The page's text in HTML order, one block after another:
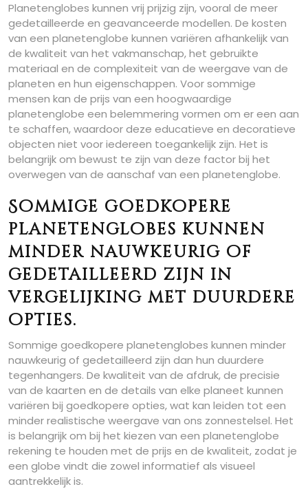
Planetenglobes kunnen vrij prijzig zijn, vooral de meer
gedetailleerde en geavanceerde modellen. De kosten
van een planetenglobe kunnen variëren afhankelijk van
de kwaliteit van het vakmanschap, het gebruikte
materiaal en de complexiteit van de weergave van de
planeten en hun eigenschappen. Voor sommige
mensen kan de prijs van een hoogwaardige
planetenglobe een belemmering vormen om er een aan
te schaffen, waardoor deze educatieve en decoratieve
objecten niet voor iedereen toegankelijk zijn. Het is
belangrijk om bewust te zijn van deze factor bij het
overwegen van de aanschaf van een planetenglobe.
Sommige goedkopere
planetenglobes kunnen
minder nauwkeurig of
gedetailleerd zijn in
vergelijking met duurdere
opties.
Sommige goedkopere planetenglobes kunnen minder
nauwkeurig of gedetailleerd zijn dan hun duurdere
tegenhangers. De kwaliteit van de afdruk, de precisie
van de kaarten en de details van elke planeet kunnen
variëren bij goedkopere opties, wat kan leiden tot een
minder realistische weergave van ons zonnestelsel. Het
is belangrijk om bij het kiezen van een planetenglobe
rekening te houden met de prijs en de kwaliteit, zodat je
een globe vindt die zowel informatief als visueel
aantrekkelijk is.